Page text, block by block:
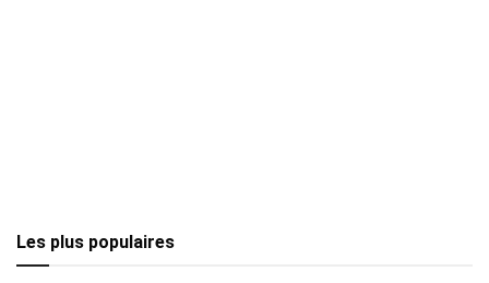
Les plus populaires